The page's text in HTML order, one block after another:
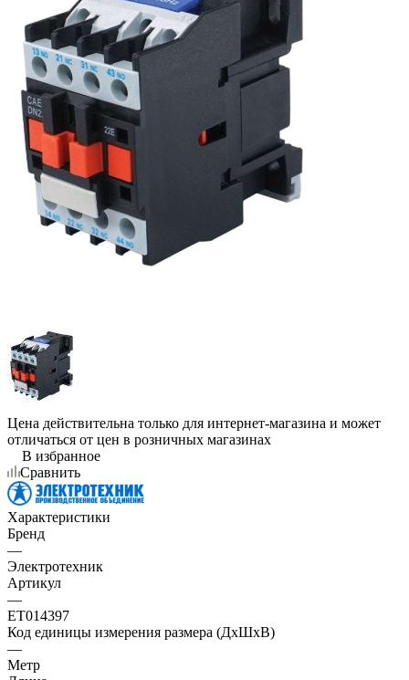
Цена действительна только для интернет-магазина и может
отличаться от цен в розничных магазинах
В избранное
Сравнить
Характеристики
Бренд
—
Электротехник
Артикул
—
ET014397
Код единицы измерения размера (ДхШхВ)
—
Метр